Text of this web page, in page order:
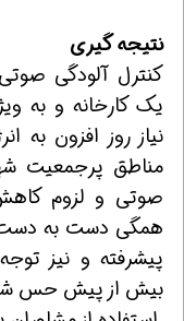
نتیجه گیری
کنترل آلودگی
یک کارخانه و به
نیاز روز افزون به
مناطق پرجمعیت
صوتی و لزوم
همگی دست به دست
بیش از پیش حس